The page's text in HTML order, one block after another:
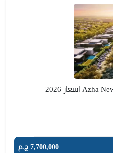
7,700,000 ج.م